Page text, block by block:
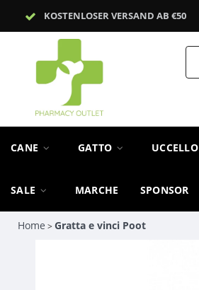
KOSTENLOSER VERSAND AB €50
CANE GATTO UCCELLO
SALE MARCHE SPONSOR
Home >Gratta e vinci Poot